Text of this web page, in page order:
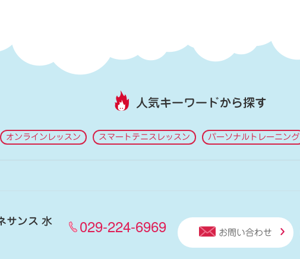
人気キーワードから探す
オンラインレッスン スマートテニスレッスン パーソナルトレーニング
サンス 水 029-224-6969 お問い合わせ